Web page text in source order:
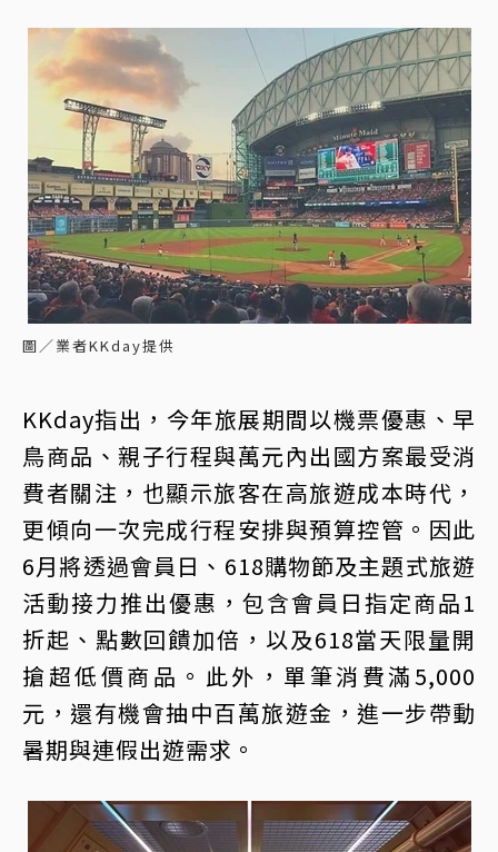
圖／業者KKday提供
KKday指出，今年旅展期間以機票優惠、早
鳥商品、親子行程與萬元內出國方案最受消
費者關注，也顯示旅客在高旅遊成本時代，
更傾向一次完成行程安排與預算控管。因此
6月將透過會員日、618購物節及主題式旅遊
活動接力推出優惠，包含會員日指定商品1
折起、點數回饋加倍，以及618當天限量開
搶超低價商品。此外，單筆消費滿5,000
元，還有機會抽中百萬旅遊金，進一步帶動
暑期與連假出遊需求。